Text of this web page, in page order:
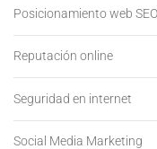
Posicionamiento web SEO
Reputación online
Seguridad en internet
Social Media Marketing